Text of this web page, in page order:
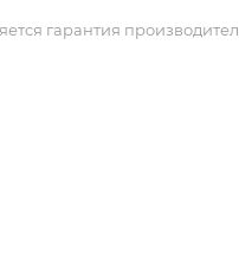
гарантия